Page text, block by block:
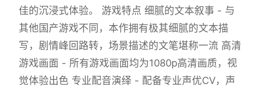
佳的沉浸式体验。 游戏特点 细腻的文本叙事 - 与
其他国产游戏不同，本作拥有极其细腻的文本描
写，剧情峰回路转，场景描述的文笔堪称一流 高清
游戏画面 - 所有游戏画面均为1080p高清画质，视
觉体验出色 专业配音演绎 - 配备专业声优CV，声